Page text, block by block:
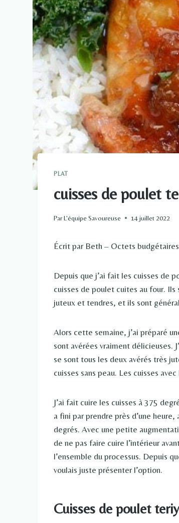
PLAT
cuisses de poulet
ParL'équipe Savoureuse 14 juillet 2022
Écrit par Beth – Octets budgétaires
Depuis que j’ai fait les cuisses de
cuisses de poulet cuites au four.
juteux et tendres, et ils sont
Alors cette semaine, j’ai préparé
sont avérées vraiment délicieuses.
se sont tous les deux avérés très
cuisses sans peau. Les cuisses
J’ai fait cuire les cuisses à 375
a fini par prendre près d’une
degrés. Avec une petite
de ne pas faire cuire l’intérieur
l’ensemble du processus. Depuis
voulais juste présenter l’option.
Cuisses de poulet